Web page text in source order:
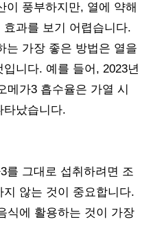
이 풍부하지만, 열에 약해
과를 보기 어렵습니다.
는 가장 좋은 방법은 열을
니다. 예를 들어, 2023년
메가3 흡수율은 가열 시
타났습니다.
를 그대로 섭취하려면 조
않는 것이 중요합니다.
식에 활용하는 것이 가장